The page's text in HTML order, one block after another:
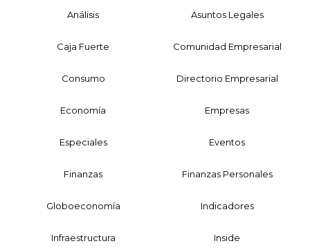
Análisis Asuntos Legales
Caja Fuerte Comunidad Empresarial
Consumo Directorio Empresarial
Economía Empresas
Especiales Eventos
Finanzas Finanzas Personales
Globoeconomía Indicadores
Infraestructura Inside